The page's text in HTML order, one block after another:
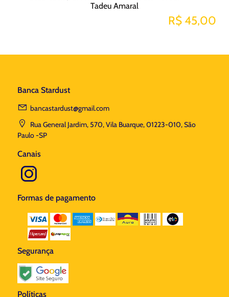
Tadeu Amaral
R$ 45,00
Banca Stardust
bancastardust@gmail.com
Rua General Jardim, 570, Vila Buarque, 01223-010, São
Paulo -SP
Canais
Formas de pagamento
Segurança
Políticas